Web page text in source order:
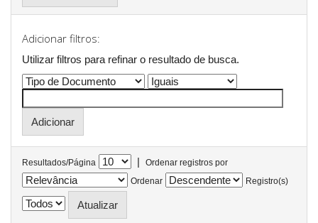
Adicionar filtros:
Utilizar filtros para refinar o resultado de busca.
Resultados/Página |
Ordenar registros por
Ordenar
Registro(s)